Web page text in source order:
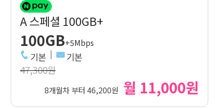
A 스페셜 100GB+
100GB+5Mbps
기본 기본
47,300원
8개월차 부터 46,200원 월 11,000원